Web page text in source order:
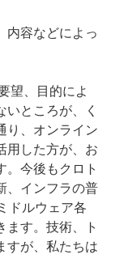
内容などによっ
望、目的によ
ところが、く
り、オンライン
用した方が、お
今後もクロト
、インフラの普
ドルウェア各
す。技術、ト
すが、私たちは